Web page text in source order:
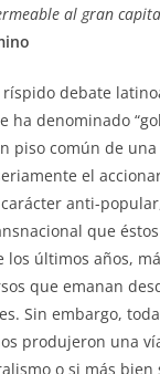
al gran
ríspido debate
ha denominado
piso común de
el
anti-
que
los últimos años,
que emanan
Sin embargo,
produjeron una
o si más bien